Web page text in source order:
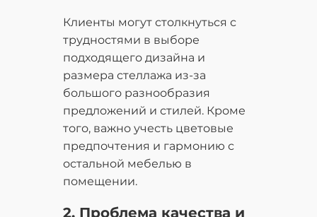
Клиенты могут столкнуться с
трудностями в выборе
подходящего дизайна и
размера стеллажа из-за
большого разнообразия
предложений и стилей. Кроме
того, важно учесть цветовые
предпочтения и гармонию с
остальной мебелью в
помещении.
2. Проблема качества и